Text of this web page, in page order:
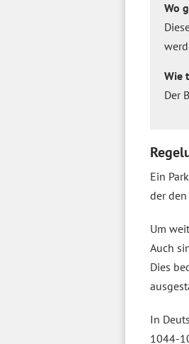
Wo
Wie
Der
Ein
der
Um
Auch
Dies
In
1044-